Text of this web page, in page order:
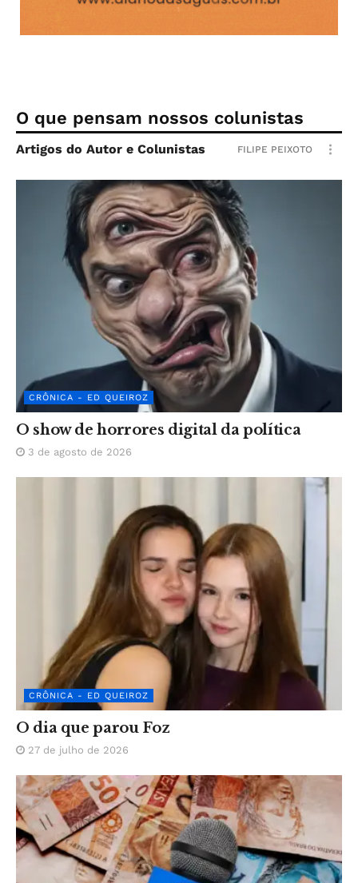
O que pensam nossos colunistas
Artigos do Autor e Colunistas FILIPE PEIXOTO
CRÔNICA - ED QUEIROZ
O show de horrores digital da política
3 de agosto de 2026
CRÔNICA - ED QUEIROZ
O dia que parou Foz
27 de julho de 2026